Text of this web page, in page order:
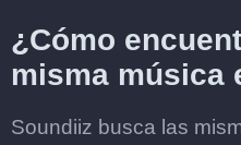
¿Cómo
misma música
Soundiiz busca las